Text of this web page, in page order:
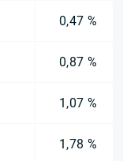
0,47 %
0,87 %
1,07 %
1,78 %